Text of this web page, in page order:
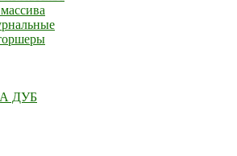
ДУБ